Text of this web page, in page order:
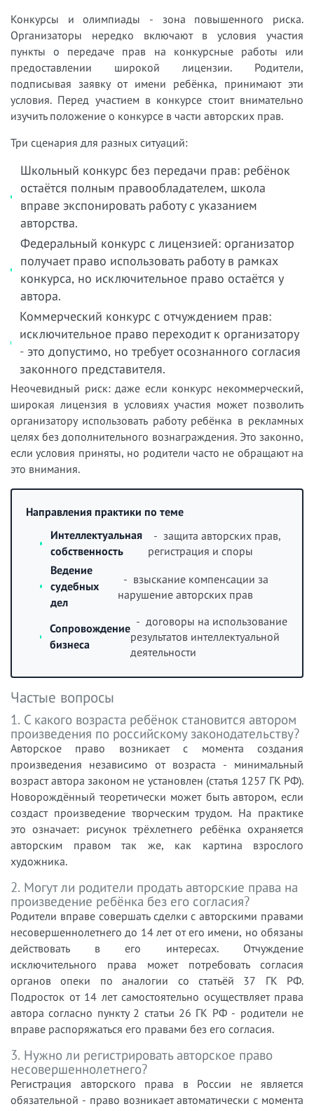
Конкурсы и олимпиады - зона повышенного риска.
Организаторы нередко включают в условия участия
пункты о передаче прав на конкурсные работы или
предоставлении широкой лицензии. Родители,
подписывая заявку от имени ребёнка, принимают эти
условия. Перед участием в конкурсе стоит внимательно
изучить положение о конкурсе в части авторских прав.
Три сценария для разных ситуаций:
Школьный конкурс без передачи прав: ребёнок
остаётся полным правообладателем, школа
вправе экспонировать работу с указанием
авторства.
Федеральный конкурс с лицензией: организатор
получает право использовать работу в рамках
конкурса, но исключительное право остаётся у
автора.
Коммерческий конкурс с отчуждением прав:
исключительное право переходит к организатору
- это допустимо, но требует осознанного согласия
законного представителя.
Неочевидный риск: даже если конкурс некоммерческий,
широкая лицензия в условиях участия может позволить
организатору использовать работу ребёнка в рекламных
целях без дополнительного вознаграждения. Это законно,
если условия приняты, но родители часто не обращают на
это внимания.
Направления практики по теме
Интеллектуальная
собственность
- защита авторских прав,
регистрация и споры
Ведение
судебных
дел
- взыскание компенсации за
нарушение авторских прав
Сопровождение
бизнеса
- договоры на использование
результатов интеллектуальной
деятельности
Частые вопросы
1. С какого возраста ребёнок становится автором
произведения по российскому законодательству?
Авторское право возникает с момента создания
произведения независимо от возраста - минимальный
возраст автора законом не установлен (статья 1257 ГК РФ).
Новорождённый теоретически может быть автором, если
создаст произведение творческим трудом. На практике
это означает: рисунок трёхлетнего ребёнка охраняется
авторским правом так же, как картина взрослого
художника.
2. Могут ли родители продать авторские права на
произведение ребёнка без его согласия?
Родители вправе совершать сделки с авторскими правами
несовершеннолетнего до 14 лет от его имени, но обязаны
действовать в его интересах. Отчуждение
исключительного права может потребовать согласия
органов опеки по аналогии со статьёй 37 ГК РФ.
Подросток от 14 лет самостоятельно осуществляет права
автора согласно пункту 2 статьи 26 ГК РФ - родители не
вправе распоряжаться его правами без его согласия.
3. Нужно ли регистрировать авторское право
несовершеннолетнего?
Регистрация авторского права в России не является
обязательной - право возникает автоматически с момента